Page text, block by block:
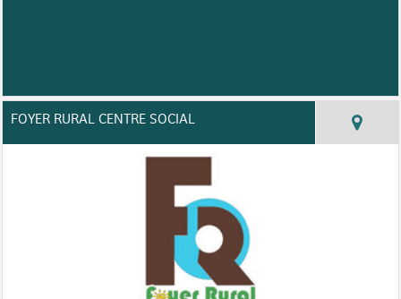
FOYER RURAL CENTRE SOCIAL